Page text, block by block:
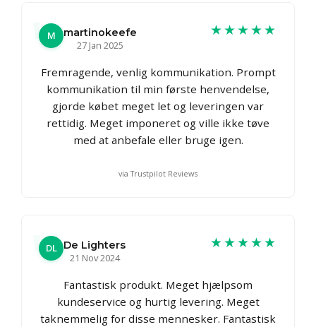
M
martinokeefe
27 Jan 2025
★★★★★
Fremragende, venlig kommunikation. Prompt
kommunikation til min første henvendelse,
gjorde købet meget let og leveringen var
rettidig. Meget imponeret og ville ikke tøve
med at anbefale eller bruge igen.
via Trustpilot Reviews
DL De Lighters
21 Nov 2024
★★★★★
Fantastisk produkt. Meget hjælpsom
kundeservice og hurtig levering. Meget
taknemmelig for disse mennesker. Fantastisk